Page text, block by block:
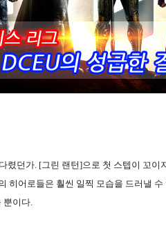
렸던가. [그린 랜턴]으로 첫 스텝이 꼬이
히어로들은 훨씬 일찍 모습을 드러낼
뿐이다.